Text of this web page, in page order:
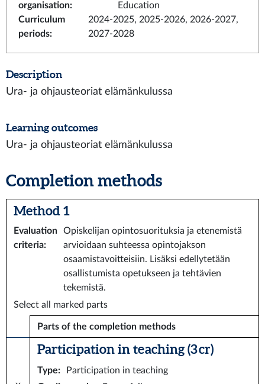
organisation:
Education
Curriculum
periods:
2024-2025, 2025-2026, 2026-2027,
2027-2028
Description
Ura- ja ohjausteoriat elämänkulussa
Learning outcomes
Ura- ja ohjausteoriat elämänkulussa
Completion methods
Method 1
Evaluation
criteria:
Opiskelijan opintosuorituksia ja etenemistä
arvioidaan suhteessa opintojakson
osaamistavoitteisiin. Lisäksi edellytetään
osallistumista opetukseen ja tehtävien
tekemistä.
Select all marked parts
Parts of the completion methods
Participation in teaching (3 cr)
Type:
Participation in teaching